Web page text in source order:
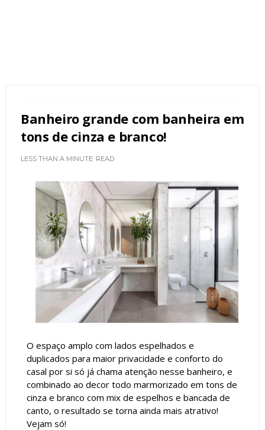
Banheiro grande com banheira em
tons de cinza e branco!
LESS THAN A MINUTE READ
O espaço amplo com lados espelhados e
duplicados para maior privacidade e conforto do
casal por si só já chama atenção nesse banheiro, e
combinado ao decor todo marmorizado em tons de
cinza e branco com mix de espelhos e bancada de
canto, o resultado se torna ainda mais atrativo!
Vejam só!